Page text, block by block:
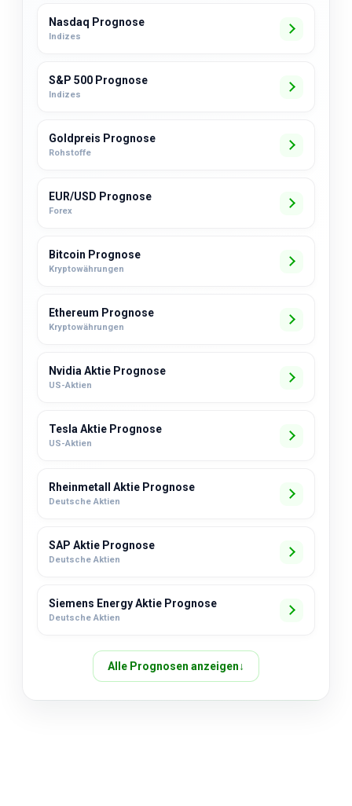
Nasdaq Prognose
Indizes
S&P 500 Prognose
Indizes
Goldpreis Prognose
Rohstoffe
EUR/USD Prognose
Forex
Bitcoin Prognose
Kryptowährungen
Ethereum Prognose
Kryptowährungen
Nvidia Aktie Prognose
US-Aktien
Tesla Aktie Prognose
US-Aktien
Rheinmetall Aktie Prognose
Deutsche Aktien
SAP Aktie Prognose
Deutsche Aktien
Siemens Energy Aktie Prognose
Deutsche Aktien
Alle Prognosen anzeigen↓